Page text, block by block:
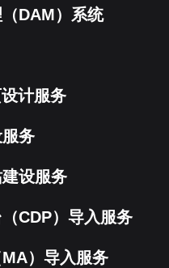
DAM）系统
计服务
务
设服务
CDP）导入服务
）导入服务